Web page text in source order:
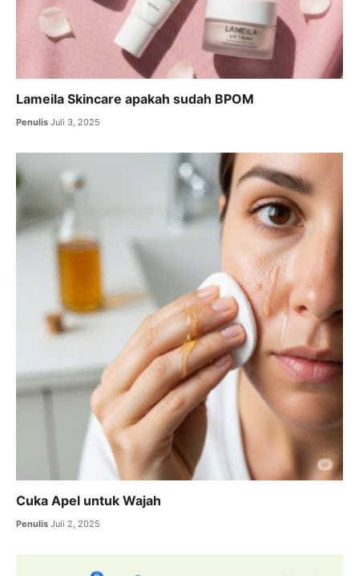
Lameila Skincare apakah sudah BPOM
Penulis Juli 3, 2025
Cuka Apel untuk Wajah
Penulis Juli 2, 2025